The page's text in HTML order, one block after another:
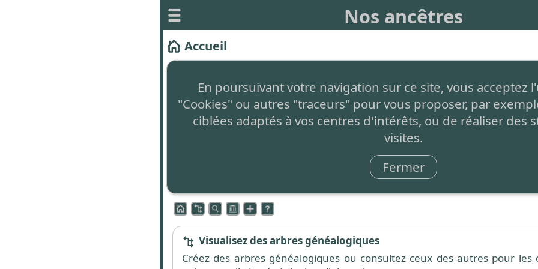
Nos ancêtres
En poursuivant votre navigation sur ce site, vous acceptez
"Cookies" ou autres "traceurs" pour vous proposer, par
ciblées adaptés à vos centres d'intérêts, ou de réaliser des
visites.
Fermer
Accueil
Il esttotalement gratuit, sans aucune restriction, simplement auto-
non intrusive en bas de page.
Le concept innovant: C'est 1 seul arbre partagé par tous et à compléter
L'accès aux différentes fonctionnalités présentées ci-dessous est effectué
Visualisez des arbres généalogiques
Créez des arbres généalogiques ou consultez ceux des autres pour les